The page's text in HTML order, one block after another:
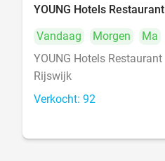
YOUNG Hotels Restaurant
Vandaag
Morgen Ma
YOUNG Hotels Restaurant
Rijswijk
Verkocht: 92